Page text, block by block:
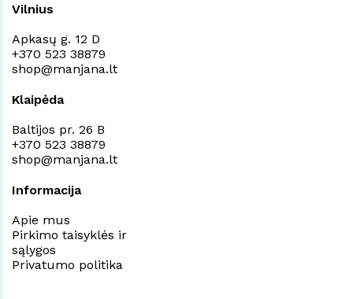
Vilnius
Apkasų g. 12 D
+370 523 38879
shop@manjana.lt
Klaipėda
Baltijos pr. 26 B
+370 523 38879
shop@manjana.lt
Informacija
Apie mus
Pirkimo taisyklės ir
sąlygos
Privatumo politika